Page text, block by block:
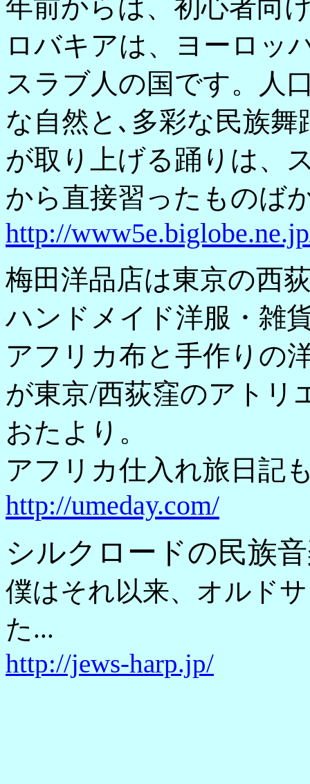
年前からは、初心者向
ロバキアは、ヨーロッ
スラブ人の国です。人
な自然と､多彩な民族
が取り上げる踊りは、
から直接習ったものば
http://
梅田洋品店は東京の西
ハンドメイド洋服・雑
アフリカ布と手作りの
が東京/西荻窪のアトリ
おたより。
アフリカ仕入れ旅日記
http://umeday.com/
シルクロードの民族
僕はそれ以来、オルド
た...
http://jews-harp.jp/